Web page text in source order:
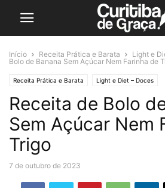
Início Receita Prática e Barata Light e
Bolo de Banana Sem Açúcar Nem Farinha de
Receita Prática e Barata Light e Diet – Doces
Receita de Bolo
Sem Açúcar Nem
Trigo
7 de outubro de 2023